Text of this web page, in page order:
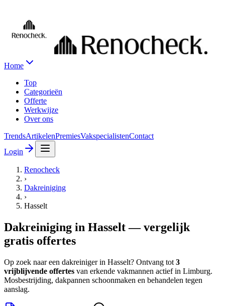
Home
Top
Categorieën
Offerte
Werkwijze
Over ons
TrendsArtikelenPremiesVakspecialistenContact
Login
Renocheck
›
Dakreiniging
›
Hasselt
Dakreiniging in Hasselt— vergelijk
gratis offertes
Op zoek naareen dakreinigerin Hasselt? Ontvang tot 3
vrijblijvende offertes van erkende vakmannen actief in Limburg.
Mosbestrijding, dakpannen schoonmaken en behandelen tegen
aanslag.